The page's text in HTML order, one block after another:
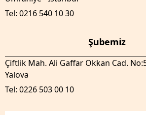
Tel: 0216 540 10 30
Şubemiz
Çiftlik Mah. Ali Gaffar Okkan Cad.
Yalova
Tel: 0226 503 00 10